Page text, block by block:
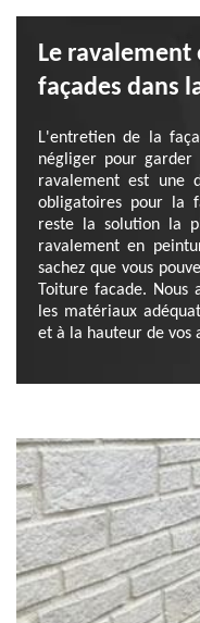
Le
façades dans
L'entretien de la
négliger pour
ravalement est une
obligatoires pour la
reste la solution la
ravalement en
sachez que vous
Toiture facade. Nous
les matériaux
et à la hauteur de vos